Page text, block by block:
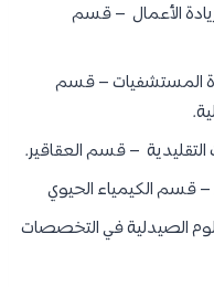
الأعمال – قسم
المستشفيات – قسم
التقليدية – قسم العقاقير.
– قسم الكيمياء الحيوي
الصيدلية في التخصصات